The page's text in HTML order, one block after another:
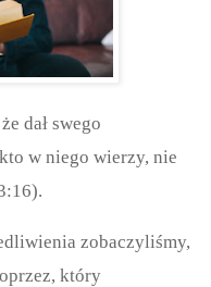
dał swego
w niego wierzy, nie
zobaczyliśmy,
który